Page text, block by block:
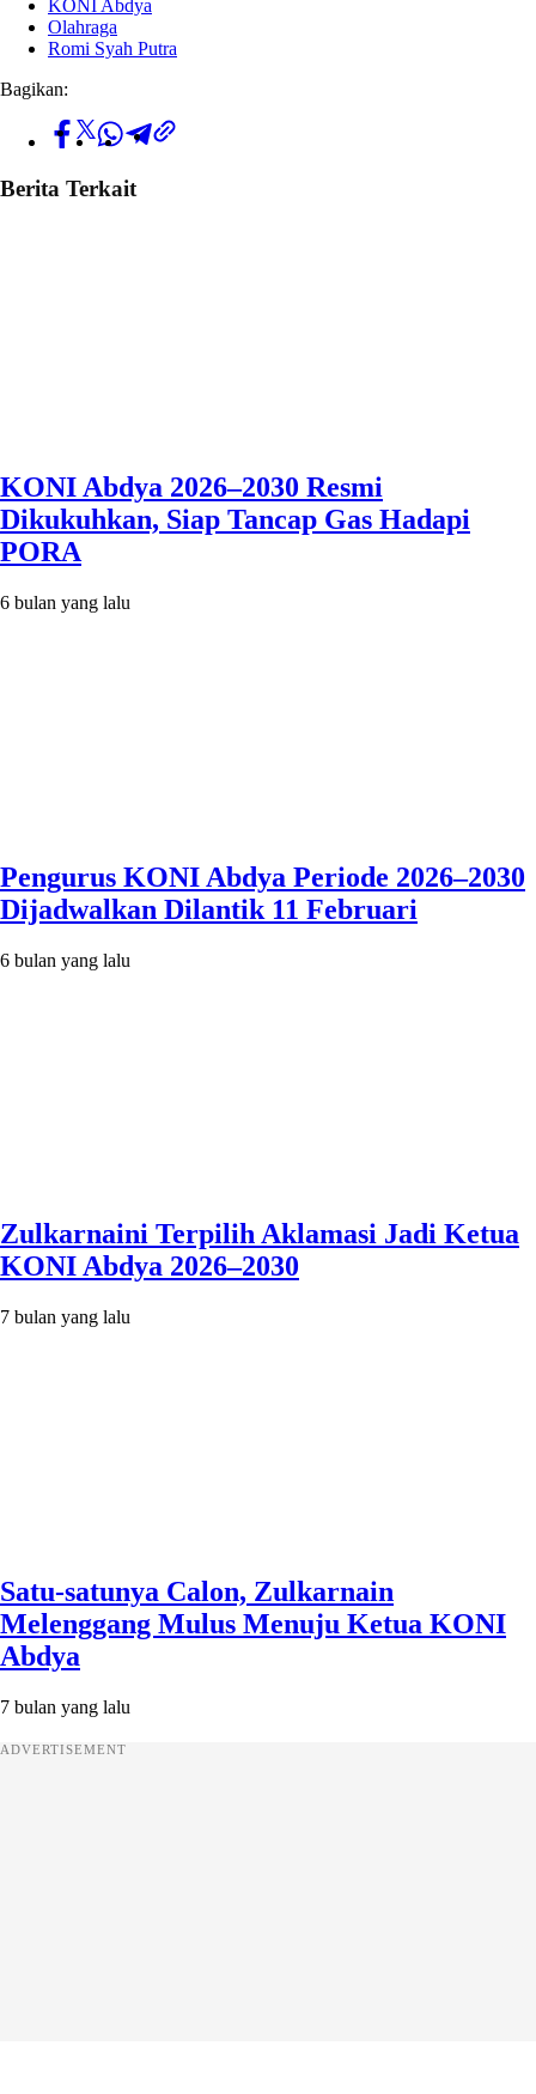
KONI Abdya
Olahraga
Romi Syah Putra
Bagikan:
Berita Terkait
KONI Abdya 2026–2030 Resmi
Dikukuhkan, Siap Tancap Gas Hadapi
PORA
6 bulan yang lalu
Pengurus KONI Abdya Periode 2026–2030
Dijadwalkan Dilantik 11 Februari
6 bulan yang lalu
Zulkarnaini Terpilih Aklamasi Jadi Ketua
KONI Abdya 2026–2030
7 bulan yang lalu
Satu-satunya Calon, Zulkarnain
Melenggang Mulus Menuju Ketua KONI
Abdya
7 bulan yang lalu
ADVERTISEMENT